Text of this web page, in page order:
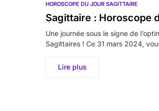
HOROSCOPE DU JOUR SAGITTAIRE
Sagittaire : Horoscope
Une journée sous le signe de
Sagittaires ! Ce 31 mars 2024,
Lire plus